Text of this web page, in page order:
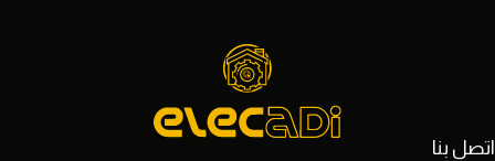
اتصل بنا